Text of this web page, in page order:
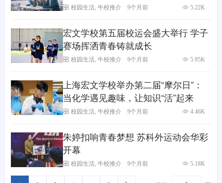
校园生活 牛校推介 9个月前 5.22K
宏文学校第五届校运会盛大举行 学子
赛场挥洒青春铸就成长
校园生活 牛校推介 9个月前 5.95K
上海宏文学校举办第二届“摩尔日”：
当化学遇见趣味，让知识“活”起来
校园生活 牛校推介 9个月前 4.46K
朱婷扣响青春梦想 苏科外运动会华彩
开幕
校园生活 牛校推介 9个月前 5.18K